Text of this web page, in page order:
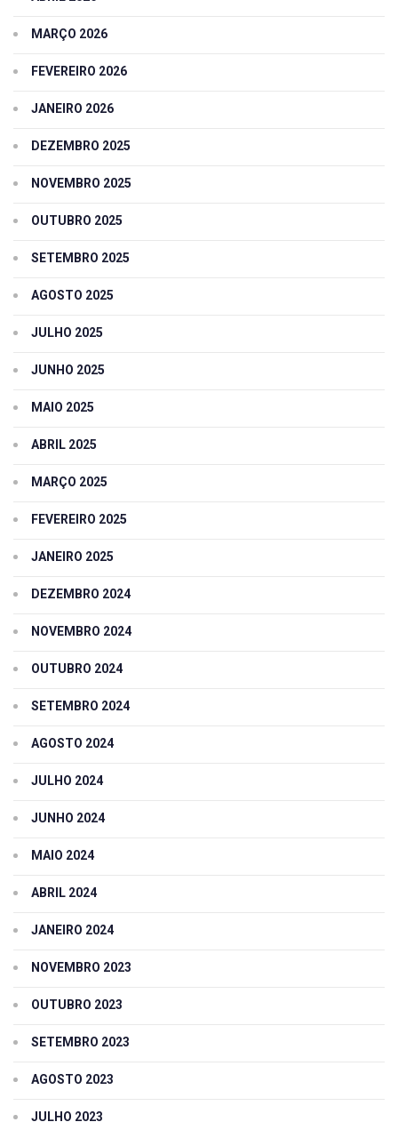
MARÇO 2026
FEVEREIRO 2026
JANEIRO 2026
DEZEMBRO 2025
NOVEMBRO 2025
OUTUBRO 2025
SETEMBRO 2025
AGOSTO 2025
JULHO 2025
JUNHO 2025
MAIO 2025
ABRIL 2025
MARÇO 2025
FEVEREIRO 2025
JANEIRO 2025
DEZEMBRO 2024
NOVEMBRO 2024
OUTUBRO 2024
SETEMBRO 2024
AGOSTO 2024
JULHO 2024
JUNHO 2024
MAIO 2024
ABRIL 2024
JANEIRO 2024
NOVEMBRO 2023
OUTUBRO 2023
SETEMBRO 2023
AGOSTO 2023
JULHO 2023